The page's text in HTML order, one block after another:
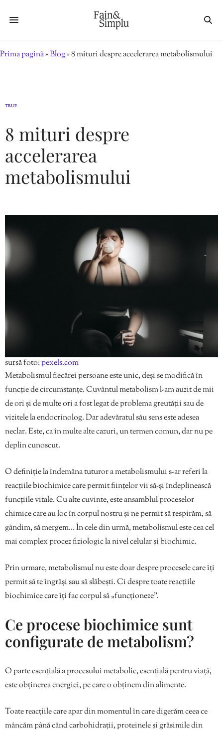
Prima pagină»Blog»8 mituri despre accelerarea metabolismului
TRUP
8 mituri despre
accelerarea
metabolismului
sursă foto:pexels.com
Metabolismul fiecărei persoane este unic, deși se modifică în
funcție de circumstanțe. Cuvântul metabolism l-am auzit de mii
de ori și de multe ori a fost legat de problema greutății sau de
vizitele la endocrinolog. Dar adevăratul său sens este adesea
neclar. Este, ca în multe alte cazuri, un termen comun, dar nu pe
deplin cunoscut.
O definiție la îndemâna tuturor a metabolismului s-ar referi la
reacțiile biochimice care permit ființelor vii să-și îndeplinească
funcțiile vitale. Cu alte cuvinte, este ansamblul proceselor
chimice care au loc în corpul nostru și ne permit să respirăm, să
gândim, să mergem… În cele din urmă, metabolismul este cea cel
mai complex procez fiziologic la nivel celular și biochimic.
Prin urmare, metabolismul nu este doar despre procesele care îți
permit să te îngrăși sau să slăbești. Ci despre toate reacțiile
biochimice care îți fac corpul să „funcționeze”.
Ce procese biochimice sunt
configurate de metabolism?
O parte esențială a procesului metabolic, esențială pentru viață,
este obținerea energiei, pe care o obținem din alimente.
Toate reacțiile care apar din momentul în care digerăm ceea ce
mâncăm până când carbohidrații, proteinele și grăsimile din